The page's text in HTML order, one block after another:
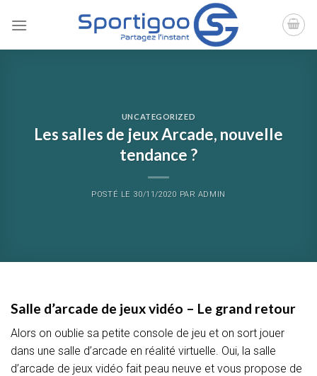
UNCATEGORIZED
Les salles de jeux Arcade, nouvelle
tendance ?
POSTÉ LE 30/11/2020 PAR ADMIN
Salle d’arcade de jeux vidéo – Le grand retour
Alors on oublie sa petite console de jeu et on sort jouer
dans une salle d’arcade en réalité virtuelle. Oui, la salle
d’arcade de jeux vidéo fait peau neuve et vous propose de